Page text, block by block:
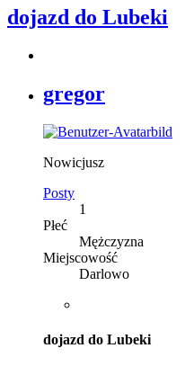
dojazd do Lubeki
gregor
Nowicjusz
Posty
1
Płeć
Mężczyzna
Miejscowość
Darlowo
dojazd do Lubeki